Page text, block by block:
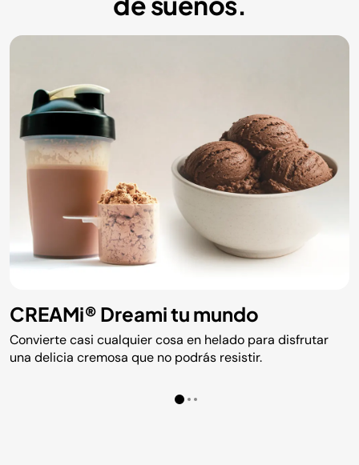
CREAMi® Dreami tu mundo
Convierte casi cualquier cosa en helado para disfrutar
una delicia cremosa que no podrás resistir.